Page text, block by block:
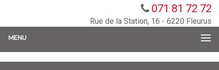
071 81 72 72
Rue de la Station, 16 - 6220 Fleurus
MENU